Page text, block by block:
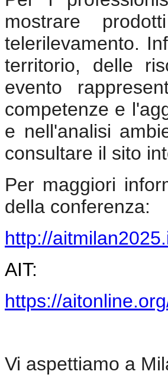
mostrare
telerilevamento.
territorio, delle
evento
competenze e
e nell'analisi
consultare il sito
Per maggiori
della conferenza:
http://
AIT:
https://
Vi aspettiamo a